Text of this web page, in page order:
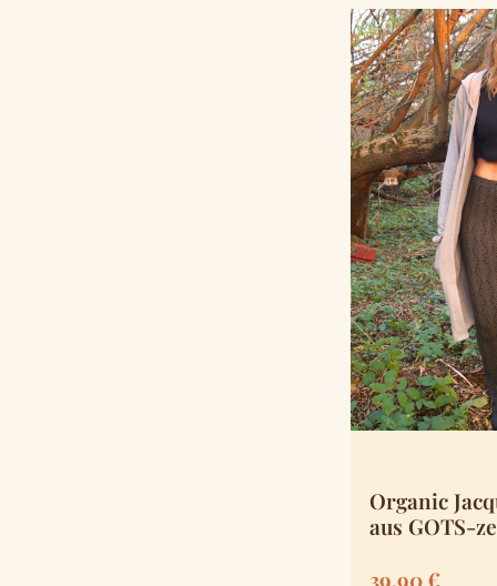
Organic
aus GOTS-
Regulärer
39,90 €